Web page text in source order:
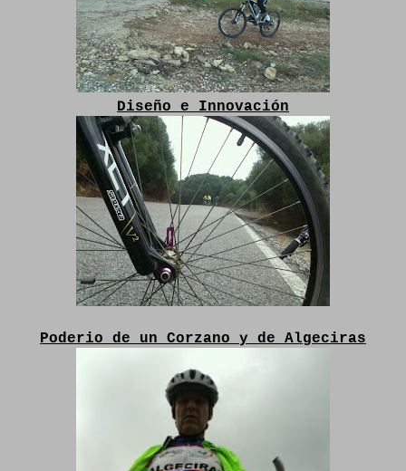
Diseño e Innovación
Poderio de un Corzano y de Algeciras